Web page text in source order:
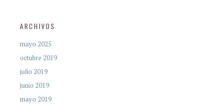
ARCHIVOS
mayo 2025
octubre 2019
julio 2019
junio 2019
mayo 2019